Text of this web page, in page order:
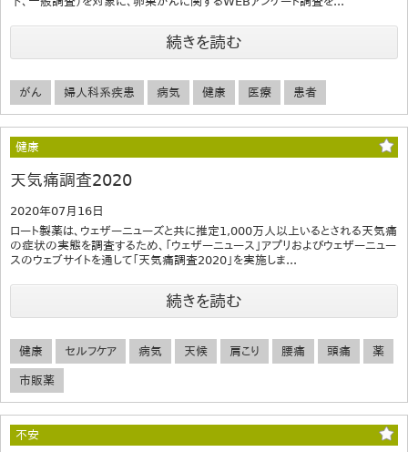
続きを読む
がん 婦人科系疾患 病気 健康 医療 患者
健康
天気痛調査2020
2020年07月16日
ロート製薬は、ウェザーニューズと共に推定1,000万人以上いるとされる天気痛
の症状の実態を調査するため、「ウェザーニュース」アプリおよびウェザーニュー
スのウェブサイトを通して「天気痛調査2020」を実施しま...
続きを読む
健康 セルフケア 病気 天候 肩こり 腰痛 頭痛 薬
市販薬
不安